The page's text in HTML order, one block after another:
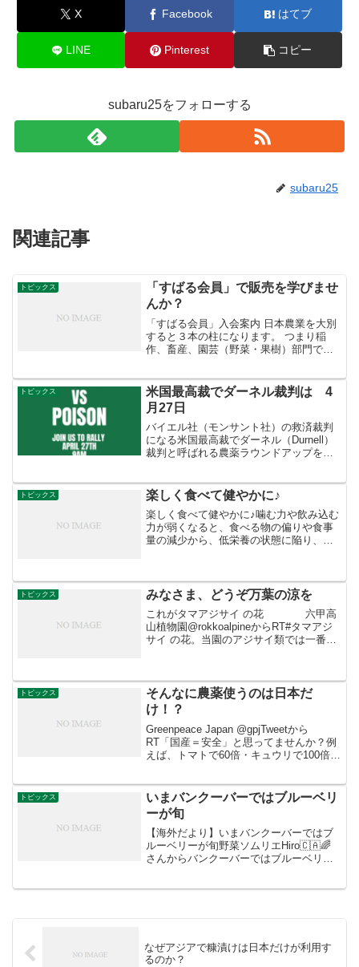
X Facebook はてブ
LINE Pinterest コピー
subaru25をフォローする
subaru25
関連記事
トピックス
「すばる会員」で販売を学びませ
んか？
「すばる会員」入会案内 日本農業を大別
すると３本の柱になります。 つまり稲
作、畜産、園芸（野菜・果樹）部門で
くて副食部門が大きくなったところが、
日本農業最大の歪さ...
トピックス
米国最高裁でダーネル裁判は 4
月27日
バイエル社（モンサント社）の救済裁判
になる米国最高裁でダーネル（Durnell）
裁判と呼ばれる農薬ラウンドアップをめ
なるのは、バイエル社（モンサント社）
の救済裁判になる可能性がひじょうに高
いからだ。
トピックス 楽しく食べて健やかに♪
楽しく食べて健やかに♪噛む力や飲み込む
力が弱くなると、食べる物の偏りや食事
量の減少から、低栄養の状態に陥り、体
やすさや栄養、さらに味や見た目にもこ
だわって作られた介護食...
トピックス みなさま、どうぞ万葉の涼を
これがタマアジサイ の花 六甲高
山植物園@rokkoalpineからRT#タマアジ
サイ の花。当園のアジサイ類では一番遅
トピックス
そんなに農薬使うのは日本だ
け！？
Greenpeace Japan @gpjTweetから
RT「国産＝安全」と思ってませんか？例
えば、トマトで60倍・キュウリで100倍！
しまいます。なんで？と思ったら...
トピックス
いまバンクーバーではブルーベリ
ーが旬
【海外だより】いまバンクーバーではブ
ルーベリーが旬野菜ソムリエHiro🇨🇦🌈
さんからバンクーバーではブルーベリー
なぜアジアで糠漬けは日本だけが利用す
るのか？